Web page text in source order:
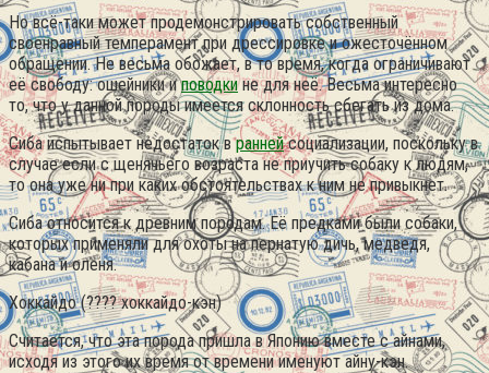
Но всё-таки может продемонстрировать собственный
своенравный темперамент при дрессировке и ожесточённом
обращении. Не весьма обожает, в то время, когда ограничивают
её свободу: ошейники иповодкине для неё. Весьма интересно
то, что у данной породы имеется склонность сбегать из дома.
Сиба испытывает недостаток враннейсоциализации, поскольку в
случае если с щенячьего возраста не приучить собаку к людям,
то она уже ни при каких обстоятельствах к ним не привыкнет.
Сиба относится к древним породам. Её предками были собаки,
которых применяли для охоты на пернатую дичь, медведя,
кабана и оленя.
Хоккайдо (???? хоккайдо-кэн)
Считается, что эта порода пришла в Японию вместе с айнами,
исходя из этого их время от времени именуют айну-кэн.